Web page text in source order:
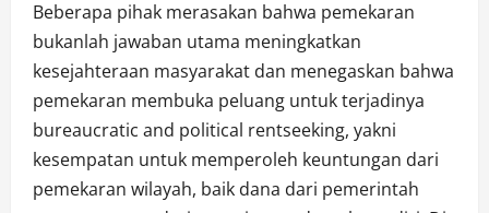
Beberapa pihak merasakan bahwa pemekaran
bukanlah jawaban utama meningkatkan
kesejahteraan masyarakat dan menegaskan bahwa
pemekaran membuka peluang untuk terjadinya
bureaucratic and political rentseeking, yakni
kesempatan untuk memperoleh keuntungan dari
pemekaran wilayah, baik dana dari pemerintah